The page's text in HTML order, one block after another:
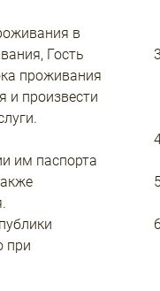
в
Гость
проживания
и произвести
им паспорта
при